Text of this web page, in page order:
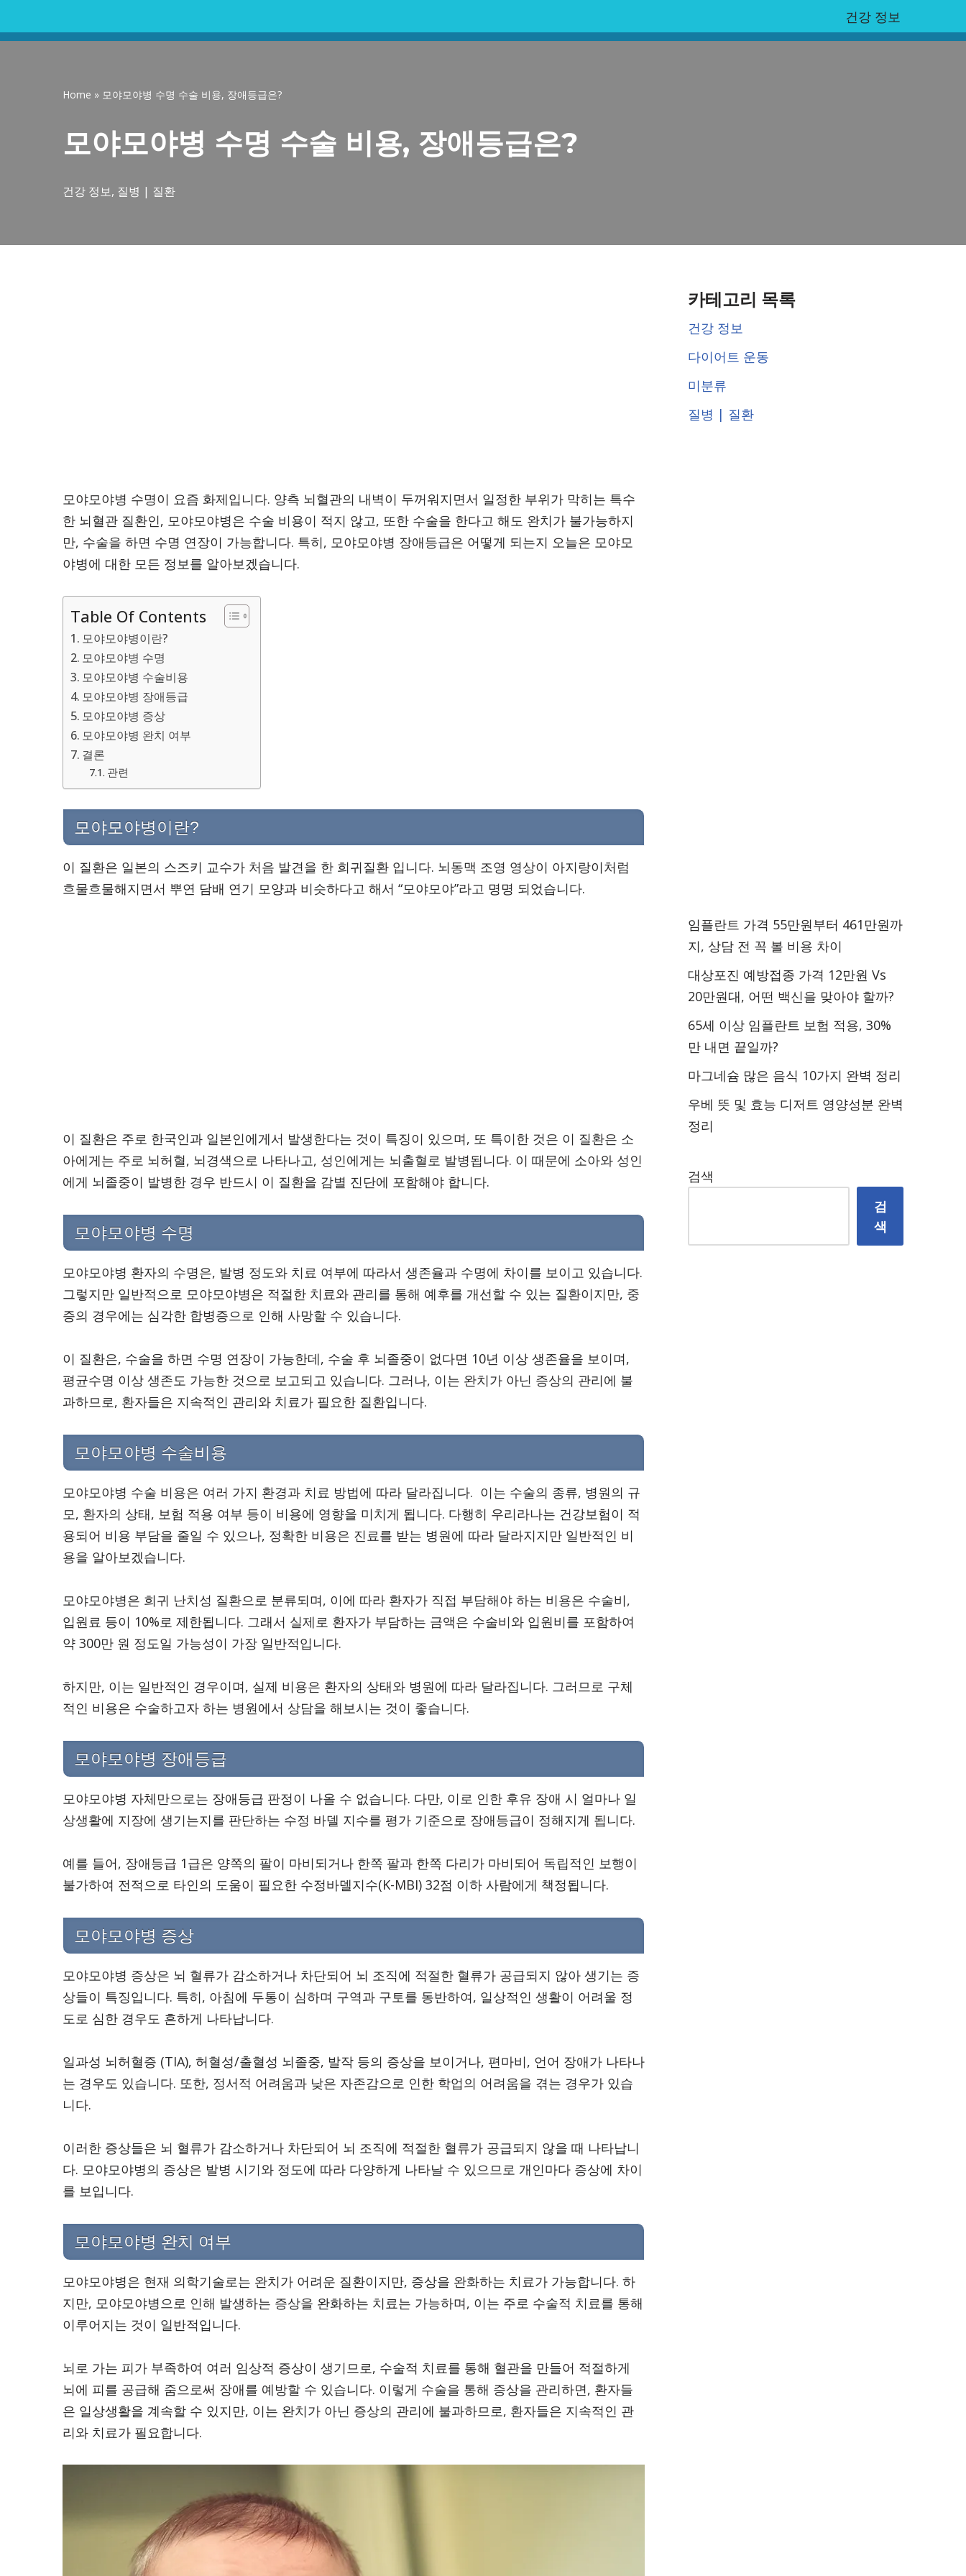
콘
건강 정보
Home » 모야모야병 수명 수술 비용, 장애등급은?
모야모야병 수명 수술 비용, 장애등급은?
건강 정보, 질병 | 질환
모야모야병 수명이 요즘 화제입니다. 양측 뇌혈관의 내벽이 두꺼워지면서 일정한 부위가 막히는 특수
한 뇌혈관 질환인, 모야모야병은 수술 비용이 적지 않고, 또한 수술을 한다고 해도 완치가 불가능하지
만, 수술을 하면 수명 연장이 가능합니다. 특히, 모야모야병 장애등급은 어떻게 되는지 오늘은 모야모
야병에 대한 모든 정보를 알아보겠습니다.
Table Of Contents
모야모야병이란?
모야모야병 수명
모야모야병 수술비용
모야모야병 장애등급
모야모야병 증상
모야모야병 완치 여부
결론
관련
모야모야병이란?
이 질환은 일본의 스즈키 교수가 처음 발견을 한 희귀질환 입니다. 뇌동맥 조영 영상이 아지랑이처럼
흐물흐물해지면서 뿌연 담배 연기 모양과 비슷하다고 해서 “모야모야”라고 명명 되었습니다.
이 질환은 주로 한국인과 일본인에게서 발생한다는 것이 특징이 있으며, 또 특이한 것은 이 질환은 소
아에게는 주로 뇌허혈, 뇌경색으로 나타나고, 성인에게는 뇌출혈로 발병됩니다. 이 때문에 소아와 성인
에게 뇌졸중이 발병한 경우 반드시 이 질환을 감별 진단에 포함해야 합니다.
모야모야병 수명
모야모야병 환자의 수명은, 발병 정도와 치료 여부에 따라서 생존율과 수명에 차이를 보이고 있습니다.
그렇지만 일반적으로 모야모야병은 적절한 치료와 관리를 통해 예후를 개선할 수 있는 질환이지만, 중
증의 경우에는 심각한 합병증으로 인해 사망할 수 있습니다.
이 질환은, 수술을 하면 수명 연장이 가능한데, 수술 후 뇌졸중이 없다면 10년 이상 생존율을 보이며,
평균수명 이상 생존도 가능한 것으로 보고되고 있습니다. 그러나, 이는 완치가 아닌 증상의 관리에 불
과하므로, 환자들은 지속적인 관리와 치료가 필요한 질환입니다.
모야모야병 수술비용
모야모야병 수술 비용은 여러 가지 환경과 치료 방법에 따라 달라집니다. 이는 수술의 종류, 병원의 규
모, 환자의 상태, 보험 적용 여부 등이 비용에 영향을 미치게 됩니다. 다행히 우리라나는 건강보험이 적
용되어 비용 부담을 줄일 수 있으나, 정확한 비용은 진료를 받는 병원에 따라 달라지지만 일반적인 비
용을 알아보겠습니다.
모야모야병은 희귀 난치성 질환으로 분류되며, 이에 따라 환자가 직접 부담해야 하는 비용은 수술비,
입원료 등이 10%로 제한됩니다. 그래서 실제로 환자가 부담하는 금액은 수술비와 입원비를 포함하여
약 300만 원 정도일 가능성이 가장 일반적입니다.
하지만, 이는 일반적인 경우이며, 실제 비용은 환자의 상태와 병원에 따라 달라집니다. 그러므로 구체
적인 비용은 수술하고자 하는 병원에서 상담을 해보시는 것이 좋습니다.
모야모야병 장애등급
모야모야병 자체만으로는 장애등급 판정이 나올 수 없습니다. 다만, 이로 인한 후유 장애 시 얼마나 일
상생활에 지장에 생기는지를 판단하는 수정 바델 지수를 평가 기준으로 장애등급이 정해지게 됩니다.
예를 들어, 장애등급 1급은 양쪽의 팔이 마비되거나 한쪽 팔과 한쪽 다리가 마비되어 독립적인 보행이
불가하여 전적으로 타인의 도움이 필요한 수정바델지수(K-MBI) 32점 이하 사람에게 책정됩니다.
모야모야병 증상
모야모야병 증상은 뇌 혈류가 감소하거나 차단되어 뇌 조직에 적절한 혈류가 공급되지 않아 생기는 증
상들이 특징입니다. 특히, 아침에 두통이 심하며 구역과 구토를 동반하여, 일상적인 생활이 어려울 정
도로 심한 경우도 흔하게 나타납니다.
일과성 뇌허혈증 (TIA), 허혈성/출혈성 뇌졸중, 발작 등의 증상을 보이거나, 편마비, 언어 장애가 나타나
는 경우도 있습니다. 또한, 정서적 어려움과 낮은 자존감으로 인한 학업의 어려움을 겪는 경우가 있습
니다.
이러한 증상들은 뇌 혈류가 감소하거나 차단되어 뇌 조직에 적절한 혈류가 공급되지 않을 때 나타납니
다. 모야모야병의 증상은 발병 시기와 정도에 따라 다양하게 나타날 수 있으므로 개인마다 증상에 차이
를 보입니다.
모야모야병 완치 여부
모야모야병은 현재 의학기술로는 완치가 어려운 질환이지만, 증상을 완화하는 치료가 가능합니다. 하
지만, 모야모야병으로 인해 발생하는 증상을 완화하는 치료는 가능하며, 이는 주로 수술적 치료를 통해
이루어지는 것이 일반적입니다.
뇌로 가는 피가 부족하여 여러 임상적 증상이 생기므로, 수술적 치료를 통해 혈관을 만들어 적절하게
뇌에 피를 공급해 줌으로써 장애를 예방할 수 있습니다. 이렇게 수술을 통해 증상을 관리하면, 환자들
은 일상생활을 계속할 수 있지만, 이는 완치가 아닌 증상의 관리에 불과하므로, 환자들은 지속적인 관
리와 치료가 필요합니다.
카테고리 목록
건강 정보
다이어트 운동
미분류
질병 | 질환
임플란트 가격 55만원부터 461만원까
지, 상담 전 꼭 볼 비용 차이
대상포진 예방접종 가격 12만원 Vs
20만원대, 어떤 백신을 맞아야 할까?
65세 이상 임플란트 보험 적용, 30%
만 내면 끝일까?
마그네슘 많은 음식 10가지 완벽 정리
우베 뜻 및 효능 디저트 영양성분 완벽
정리
검색
검
색